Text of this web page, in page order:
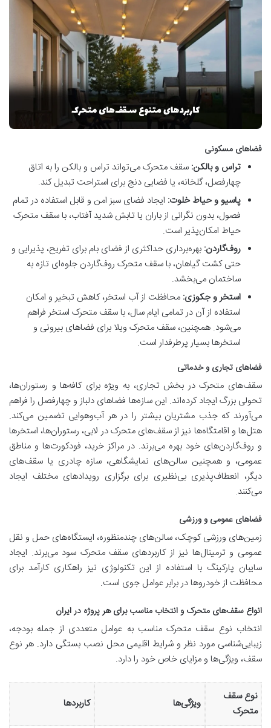
فضاهای مسکونی
تراس و بالکن: سقف متحرک می‌تواند تراس و بالکن را به اتاق
چهارفصل، گلخانه، یا فضایی دنج برای استراحت تبدیل کند.
پاسیو و حیاط خلوت: ایجاد فضای سبز امن و قابل استفاده در تمام
فصول، بدون نگرانی از باران یا تابش شدید آفتاب، با سقف متحرک
حیاط امکان‌پذیر است.
روف‌گاردن: بهره‌برداری حداکثری از فضای بام برای تفریح، پذیرایی و
حتی کشت گیاهان، با سقف متحرک روف‌گاردن جلوه‌ای تازه به
ساختمان می‌بخشد.
استخر و جکوزی: محافظت از آب استخر، کاهش تبخیر و امکان
استفاده از آن در تمامی ایام سال، با سقف متحرک استخر فراهم
می‌شود. همچنین، سقف متحرک ویلا برای فضاهای بیرونی و
استخرها بسیار پرطرفدار است.
فضاهای تجاری و خدماتی
سقف‌های متحرک در بخش تجاری، به ویژه برای کافه‌ها و رستوران‌ها،
تحولی بزرگ ایجاد کرده‌اند. این سازه‌ها فضاهای دلباز و چهارفصل را فراهم
می‌آورند که جذب مشتریان بیشتر را در هر آب‌وهوایی تضمین می‌کند.
هتل‌ها و اقامتگاه‌ها نیز از سقف‌های متحرک در لابی، رستوران‌ها، استخرها
و روف‌گاردن‌های خود بهره می‌برند. در مراکز خرید، فودکورت‌ها و مناطق
عمومی، و همچنین سالن‌های نمایشگاهی، سازه چادری یا سقف‌های
دیگر، انعطاف‌پذیری بی‌نظیری برای برگزاری رویدادهای مختلف ایجاد
می‌کنند.
فضاهای عمومی و ورزشی
زمین‌های ورزشی کوچک، سالن‌های چندمنظوره، ایستگاه‌های حمل و نقل
عمومی و ترمینال‌ها نیز از کاربردهای سقف متحرک سود می‌برند. ایجاد
سایبان پارکینگ با استفاده از این تکنولوژی نیز راهکاری کارآمد برای
محافظت از خودروها در برابر عوامل جوی است.
انواع سقف‌های متحرک و انتخاب مناسب برای هر پروژه در ایران
انتخاب نوع سقف متحرک مناسب به عوامل متعددی از جمله بودجه،
زیبایی‌شناسی مورد نظر و شرایط اقلیمی محل نصب بستگی دارد. هر نوع
سقف، ویژگی‌ها و مزایای خاص خود را دارد.
نوع سقف
متحرک
ویژگی‌ها کاربردها